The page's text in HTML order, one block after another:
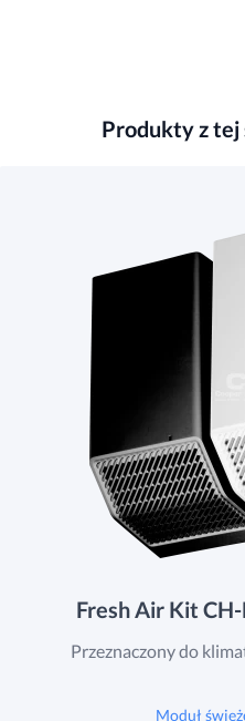
Produkty z tej
Fresh Air Kit
Przeznaczony do
Moduł